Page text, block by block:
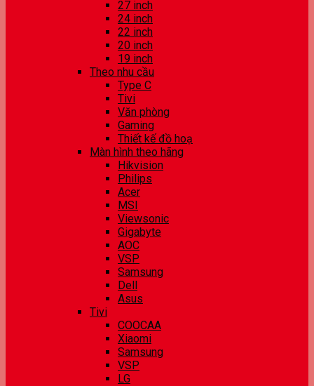
27 inch
24 inch
22 inch
20 inch
19 inch
Theo nhu cầu
Type C
Tivi
Văn phòng
Gaming
Thiết kế đồ hoạ
Màn hình theo hãng
Hikvision
Philips
Acer
MSI
Viewsonic
Gigabyte
AOC
VSP
Samsung
Dell
Asus
Tivi
COOCAA
Xiaomi
Samsung
VSP
LG